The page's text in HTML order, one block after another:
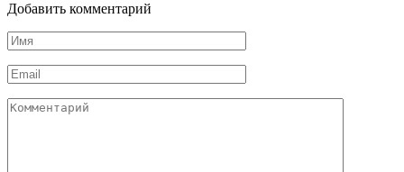
Добавить комментарий
Имя
*
Email
*
Комментарий